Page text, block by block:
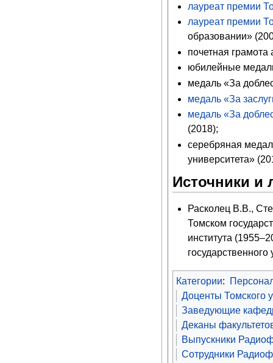
лауреат премии
лауреат премии
образовании»
почетная
юбилейные
медаль «За
медаль «За
медаль «За
(2018);
серебряная
университета»
Источники и
Расколец В.В.,
Томском
института
Категории:
Доценты Томского
Заведующие
Деканы
Выпускники
Сотрудники